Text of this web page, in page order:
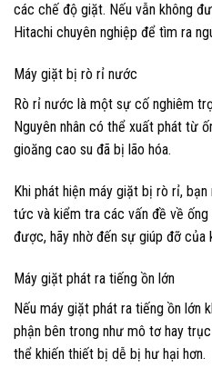
các chế độ giặt. Nếu vẫn không
Hitachi chuyên nghiệp để tìm ra
Máy giặt bị rò rỉ nước
Rò rỉ nước là một sự cố nghiêm
Nguyên nhân có thể xuất phát từ
gioăng cao su đã bị lão hóa.
Khi phát hiện máy giặt bị rò rỉ,
tức và kiểm tra các vấn đề về
được, hãy nhờ đến sự giúp đỡ của
Máy giặt phát ra tiếng ồn lớn
Nếu máy giặt phát ra tiếng ồn lớn
phận bên trong như mô tơ hay
thể khiến thiết bị dễ bị hư hại hơn.